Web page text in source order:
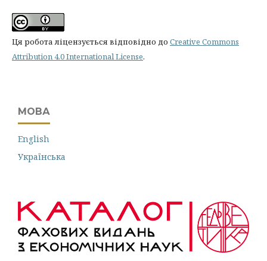
Ця робота ліцензується відповідно до Creative Commons
Attribution 4.0 International License.
МОВА
English
Українська